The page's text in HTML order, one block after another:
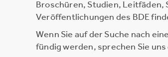
Broschüren, Studien, Leitfäden,
Veröffentlichungen des BDE
Wenn Sie auf der Suche nach
fündig werden, sprechen Sie uns